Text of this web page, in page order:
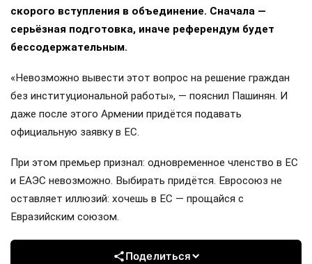
скорого вступления в объединение. Сначала —
серьёзная подготовка, иначе референдум будет
бессодержательным.
«Невозможно вывести этот вопрос на решение граждан
без институциональной работы», — пояснил Пашинян. И
даже после этого Армении придётся подавать
официальную заявку в ЕС.
При этом премьер признал: одновременное членство в ЕС
и ЕАЭС невозможно. Выбирать придётся. Евросоюз не
оставляет иллюзий: хочешь в ЕС — прощайся с
Евразийским союзом.
Поделиться